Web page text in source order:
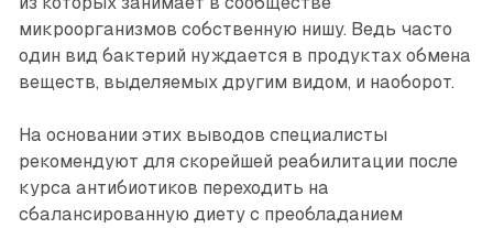
микроорганизмов собственную нишу. Ведь часто
один вид бактерий нуждается в продуктах обмена
веществ, выделяемых другим видом, и наоборот.
На основании этих выводов специалисты
рекомендуют для скорейшей реабилитации после
курса антибиотиков переходить на
сбалансированную диету с преобладанием